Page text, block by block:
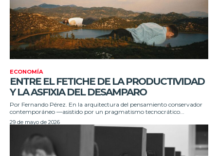
ECONOMÍA
ENTRE EL FETICHE DE LA PRODUCTIVIDAD
Y LA ASFIXIA DEL DESAMPARO
Por Fernando Pérez. En la arquitectura del pensamiento conservador
contemporáneo —asistido por un pragmatismo tecnocrático...
29 de mayo de 2026